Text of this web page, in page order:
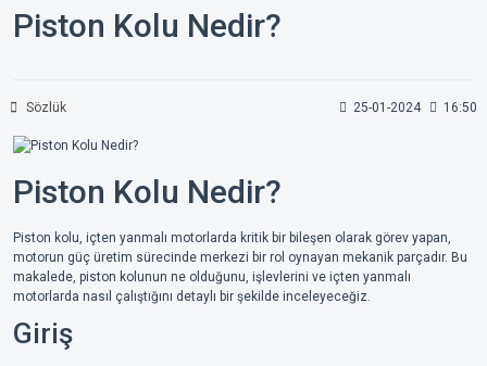
Piston Kolu Nedir?
Sözlük 25-01-2024 16:50
Piston Kolu Nedir?
Piston kolu, içten yanmalı motorlarda kritik bir bileşen olarak görev yapan,
motorun güç üretim sürecinde merkezi bir rol oynayan mekanik parçadır. Bu
makalede, piston kolunun ne olduğunu, işlevlerini ve içten yanmalı
motorlarda nasıl çalıştığını detaylı bir şekilde inceleyeceğiz.
Giriş